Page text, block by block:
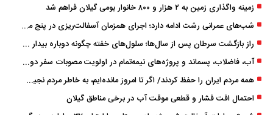
زمینه واگذاری زمین به ۲ هزار و ۸۰۰ خانوار بومی گیلان فراهم شد
شب‌های عمرانی رشت ادامه دارد؛ اجرای همزمان آسفالت‌ریزی در پنج منطقه شهری
راز بازگشت سرطان پس از سال‌ها؛ سلول‌های خفته چگونه دوباره بیدار می‌شوند؟
آب، فاضلاب، پسماند و پروژه‌های نیمه‌تمام در اولویت مصوبات سفر دولت
همه مردم ایران را حفظ کردند/ اگر تا امروز مانده‌ایم، به ‌خاطر مردم نجیب ایران بوده است
احتمال افت فشار و قطعی موقت آب در برخی مناطق گیلان